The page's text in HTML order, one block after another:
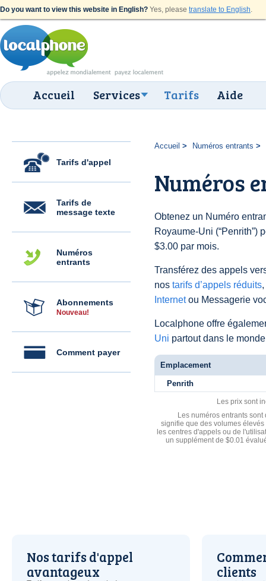
Do you want to view this website in English? Yes, please translate to English.
Accueil Services Tarifs Aide
Tarifs d'appel
Tarifs de
message texte
Numéros
entrants
Abonnements
Nouveau!
Comment payer
Accueil Numéros entrants
Numéros
Obtenez un Numéro
Royaume-Uni (“Penrith”)
$3.00 par mois.
Transférez des appels
nos tarifs d’appels réduits
Internetou Messagerie
Localphone offre
Uni partout dans le
Emplacement
Penrith
Les prix sont
Les numéros entrants
signifie que des volumes
les centres d'appels ou de
un supplément de $0.01
Nos tarifs d'appel
avantageux
clients